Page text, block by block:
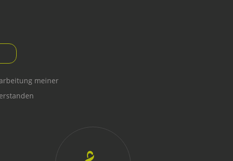
meiner